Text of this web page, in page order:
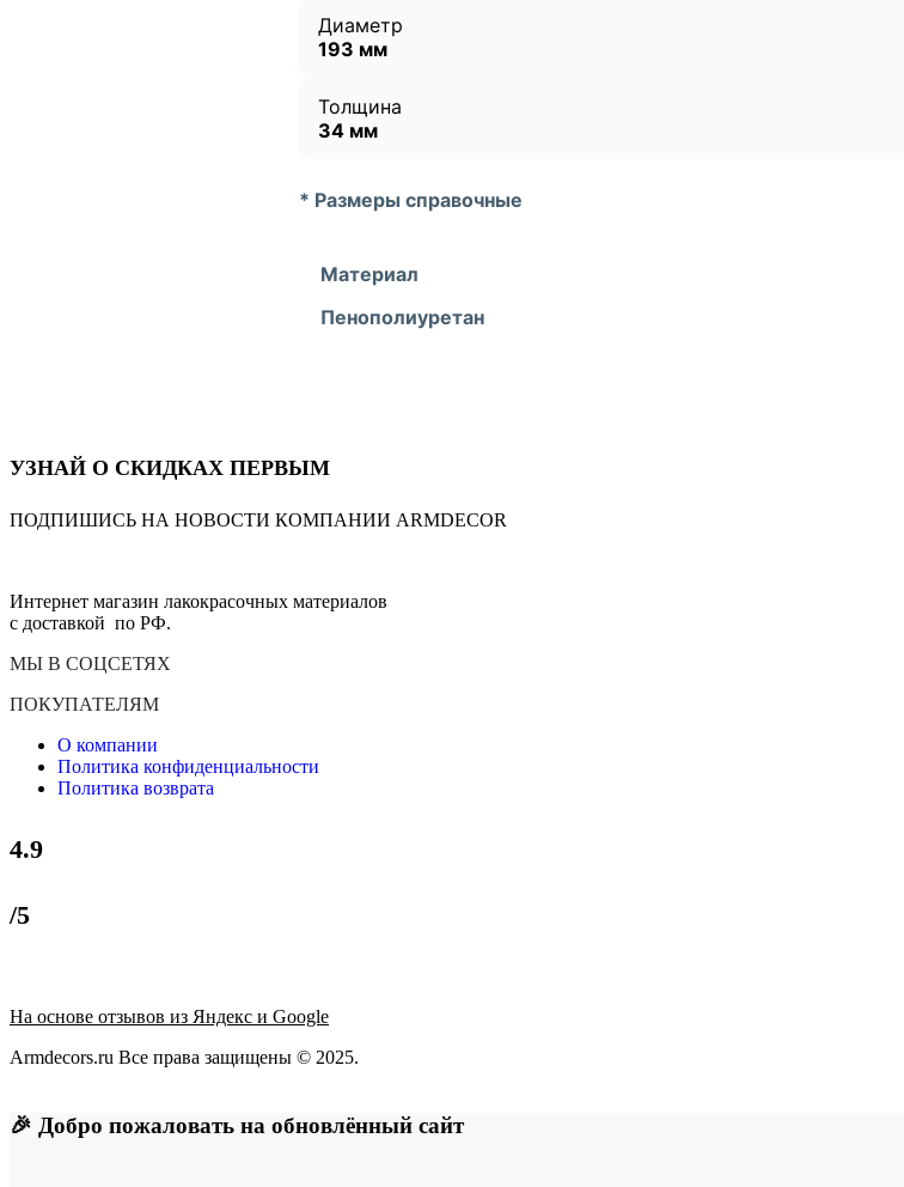
Диаметр
193 мм
Толщина
34 мм
* Размеры справочные
Материал
Пенополиуретан
УЗНАЙ О СКИДКАХ ПЕРВЫМ
ПОДПИШИСЬ НА НОВОСТИ КОМПАНИИ ARMDECOR
Интернет магазин лакокрасочных материалов
с доставкой по РФ.
МЫ В СОЦСЕТЯХ
ПОКУПАТЕЛЯМ
О компании
Политика конфиденциальности
Политика возврата
4.9
/5
На основе отзывов из Яндекс и Google
Armdecors.ru Все права защищены © 2025. ​
🎉 Добро пожаловать на обновлённый сайт